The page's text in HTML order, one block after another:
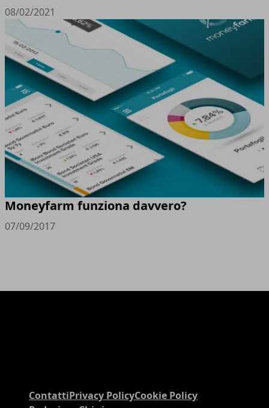
08/02/2021
Moneyfarm funziona davvero?
07/09/2017
ContattiPrivacy PolicyCookie Policy